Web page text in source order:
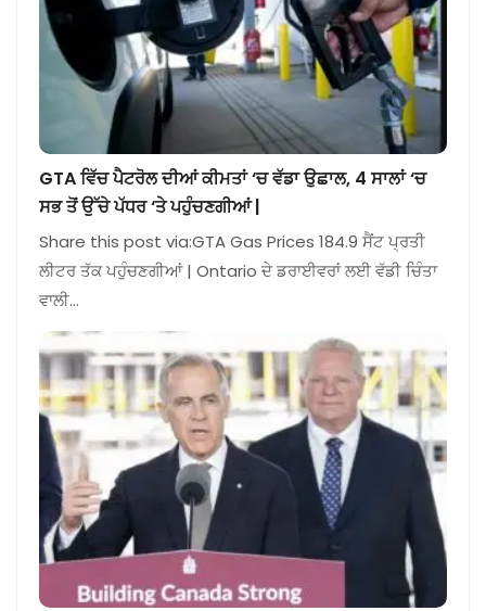
GTA ਵਿੱਚ ਪੈਟਰੋਲ ਦੀਆਂ ਕੀਮਤਾਂ ‘ਚ ਵੱਡਾ ਉਛਾਲ, 4 ਸਾਲਾਂ ‘ਚ
ਸਭ ਤੋਂ ਉੱਚੇ ਪੱਧਰ ‘ਤੇ ਪਹੁੰਚਣਗੀਆਂ |
Share this post via:GTA Gas Prices 184.9 ਸੈਂਟ ਪ੍ਰਤੀ
ਲੀਟਰ ਤੱਕ ਪਹੁੰਚਣਗੀਆਂ | Ontario ਦੇ ਡਰਾਈਵਰਾਂ ਲਈ ਵੱਡੀ ਚਿੰਤਾ
ਵਾਲੀ…